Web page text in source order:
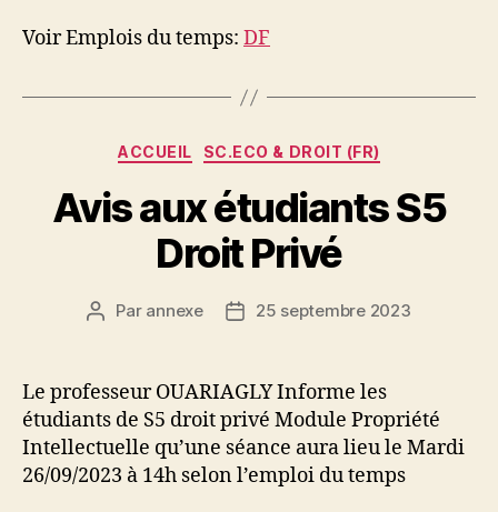
Voir Emplois du temps: DF
Catégories
ACCUEIL SC.ECO & DROIT (FR)
Avis aux étudiants S5
Droit Privé
Auteur
Par annexe
Date25 septembre 2023
Le professeur OUARIAGLY Informe les
étudiants de S5 droit privé Module Propriété
Intellectuelle qu’une séance aura lieu le Mardi
26/09/2023 à 14h selon l’emploi du temps